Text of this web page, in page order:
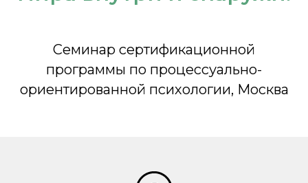
Семинар сертификационной
программы по процессуально-
ориентированной психологии, Москва